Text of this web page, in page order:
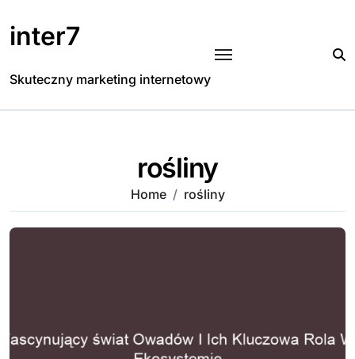
to
content
inter7
Skuteczny marketing internetowy
rośliny
Home rośliny